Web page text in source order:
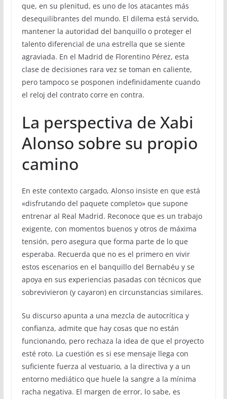
que, en su plenitud, es uno de los atacantes más
desequilibrantes del mundo. El dilema está servido,
mantener la autoridad del banquillo o proteger el
talento diferencial de una estrella que se siente
agraviada. En el Madrid de Florentino Pérez, esta
clase de decisiones rara vez se toman en caliente,
pero tampoco se posponen indefinidamente cuando
el reloj del contrato corre en contra.
La perspectiva de Xabi
Alonso sobre su propio
camino
En este contexto cargado, Alonso insiste en que está
«disfrutando del paquete completo» que supone
entrenar al Real Madrid. Reconoce que es un trabajo
exigente, con momentos buenos y otros de máxima
tensión, pero asegura que forma parte de lo que
esperaba. Recuerda que no es el primero en vivir
estos escenarios en el banquillo del Bernabéu y se
apoya en sus experiencias pasadas con técnicos que
sobrevivieron (y cayaron) en circunstancias similares.
Su discurso apunta a una mezcla de autocrítica y
confianza, admite que hay cosas que no están
funcionando, pero rechaza la idea de que el proyecto
esté roto. La cuestión es si ese mensaje llega con
suficiente fuerza al vestuario, a la directiva y a un
entorno mediático que huele la sangre a la mínima
racha negativa. El margen de error, lo sabe, es